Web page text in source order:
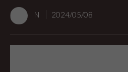
N 2024/05/08